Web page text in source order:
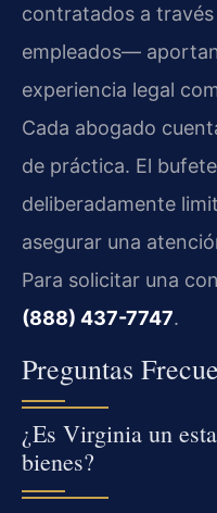
contratados a
empleados—
experiencia legal
Cada abogado
de práctica. El
deliberadamente
asegurar una
Para solicitar una
(888) 437-7747.
Preguntas
¿Es Virginia un
bienes?